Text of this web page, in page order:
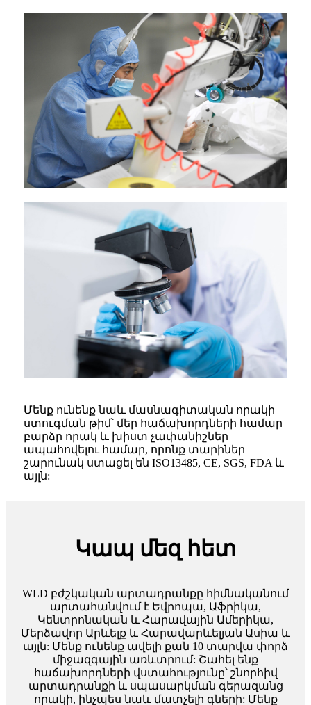
Մենք ունենք նաև մասնագիտական որակի
ստուգման թիմ՝ մեր հաճախորդների համար
բարձր որակ և խիստ չափանիշներ
ապահովելու համար, որոնք տարիներ
շարունակ ստացել են ISO13485, CE, SGS, FDA և
այլն:
Կապ մեզ հետ
WLD բժշկական արտադրանքը հիմնականում
արտահանվում է Եվրոպա, Աֆրիկա,
Կենտրոնական և Հարավային Ամերիկա,
Մերձավոր Արևելք և Հարավարևելյան Ասիա և
այլն: Մենք ունենք ավելի քան 10 տարվա փորձ
միջազգային առևտրում: Շահել ենք
հաճախորդների վստահությունը՝ շնորհիվ
արտադրանքի և սպասարկման գերազանց
որակի, ինչպես նաև մատչելի գների: Մենք